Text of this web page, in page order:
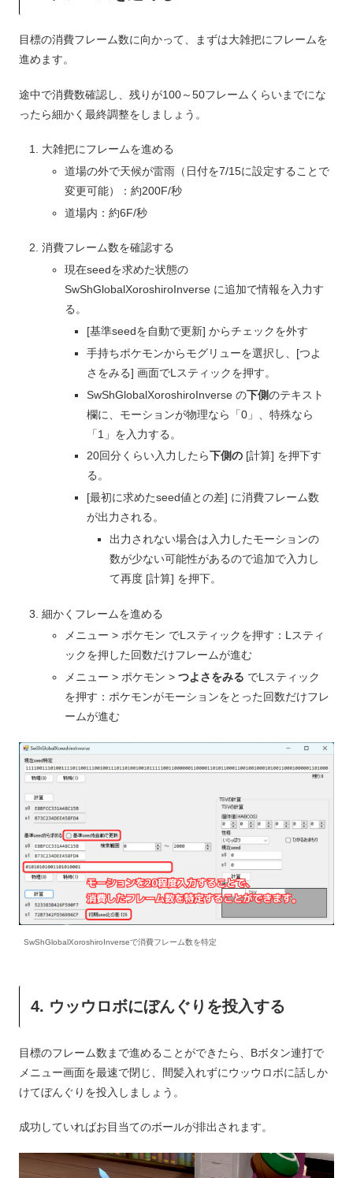
目標の消費フレーム数に向かって、まずは大雑把にフレームを
進めます。
途中で消費数確認し、残りが100～50フレームくらいまでにな
ったら細かく最終調整をしましょう。
大雑把にフレームを進める
道場の外で天候が雷雨（日付を7/15に設定することで
変更可能）：約200F/秒
道場内：約6F/秒
消費フレーム数を確認する
現在seedを求めた状態の
SwShGlobalXoroshiroInverse に追加で情報を入力す
る。
[基準seedを自動で更新] からチェックを外す
手持ちポケモンからモグリューを選択し、[つよ
さをみる] 画面でLスティックを押す。
SwShGlobalXoroshiroInverse の下側のテキスト
欄に、モーションが物理なら「0」、特殊なら
「1」を入力する。
20回分くらい入力したら下側の [計算] を押下す
る。
[最初に求めたseed値との差] に消費フレーム数
が出力される。
出力されない場合は入力したモーションの
数が少ない可能性があるので追加で入力し
て再度 [計算] を押下。
細かくフレームを進める
メニュー > ポケモン でLスティックを押す：Lスティ
ックを押した回数だけフレームが進む
メニュー > ポケモン > つよさをみる でLスティック
を押す：ポケモンがモーションをとった回数だけフレ
ームが進む
SwShGlobalXoroshiroInverseで消費フレーム数を特定
4. ウッウロボにぼんぐりを投入する
目標のフレーム数まで進めることができたら、Bボタン連打で
メニュー画面を最速で閉じ、間髪入れずにウッウロボに話しか
けてぼんぐりを投入しましょう。
成功していればお目当てのボールが排出されます。